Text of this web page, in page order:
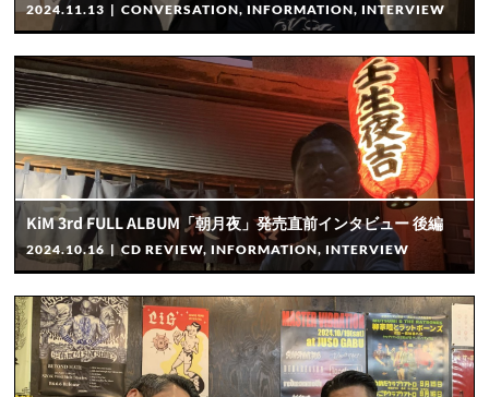
2024.11.13 | CONVERSATION,INFORMATION,INTERVIEW
KiM 3rd FULL ALBUM「朝月夜」発売直前インタビュー 後編
2024.10.16 | CD REVIEW, INFORMATION,INTERVIEW